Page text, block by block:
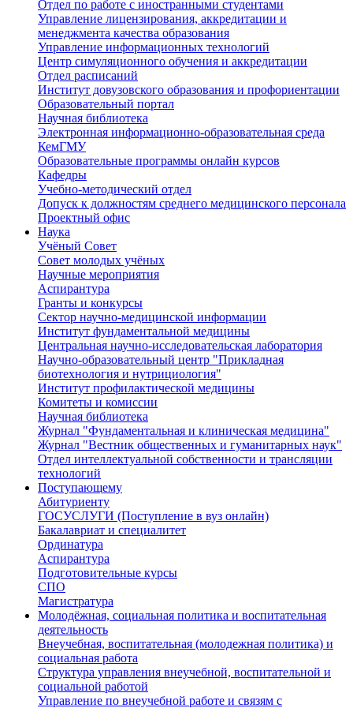
Отдел по работе с иностранными студентами
Управление лицензирования, аккредитации и
менеджмента качества образования
Управление информационных технологий
Центр симуляционного обучения и аккредитации
Отдел расписаний
Институт довузовского образования и профориентации
Образовательный портал
Научная библиотека
Электронная информационно-образовательная среда
КемГМУ
Образовательные программы онлайн курсов
Кафедры
Учебно-методический отдел
Допуск к должностям среднего медицинского персонала
Проектный офис
Наука
Учёный Cовет
Совет молодых учёных
Научные мероприятия
Аспирантура
Гранты и конкурсы
Сектор научно-медицинской информации
Институт фундаментальной медицины
Центральная научно-исследовательская лаборатория
Научно-образовательный центр "Прикладная
биотехнология и нутрициология"
Институт профилактической медицины
Комитеты и комиссии
Научная библиотека
Журнал "Фундаментальная и клиническая медицина"
Журнал "Вестник общественных и гуманитарных наук"
Отдел интеллектуальной собственности и трансляции
технологий
Поступающему
Абитуриенту
ГОСУСЛУГИ (Поступление в вуз онлайн)
Бакалавриат и специалитет
Ординатура
Аспирантура
Подготовительные курсы
СПО
Магистратура
Молодёжная, социальная политика и воспитательная
деятельность
Внеучебная, воспитательная (молодежная политика) и
социальная работа
Структура управления внеучебной, воспитательной и
социальной работой
Управление по внеучебной работе и связям с